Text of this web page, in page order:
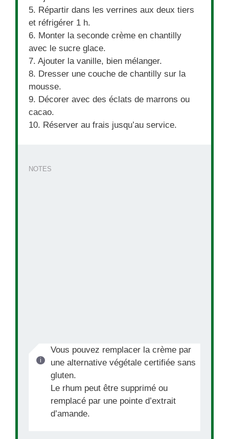
5. Répartir dans les verrines aux deux tiers
et réfrigérer 1 h.
6. Monter la seconde crème en chantilly
avec le sucre glace.
7. Ajouter la vanille, bien mélanger.
8. Dresser une couche de chantilly sur la
mousse.
9. Décorer avec des éclats de marrons ou
cacao.
10. Réserver au frais jusqu’au service.
NOTES
Vous pouvez remplacer la crème par
une alternative végétale certifiée sans
gluten.
Le rhum peut être supprimé ou
remplacé par une pointe d’extrait
d’amande.